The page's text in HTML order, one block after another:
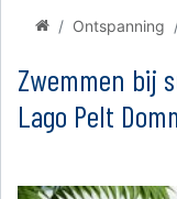
Ontspanning
Zwemmen bij
Lago Pelt